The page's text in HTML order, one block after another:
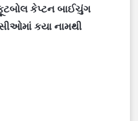
કેપ્ટન બાઈચુંગ
કયા નામથી